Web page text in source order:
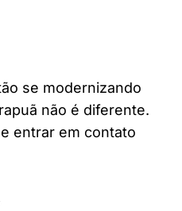
se modernizando
não é diferente.
entrar em contato